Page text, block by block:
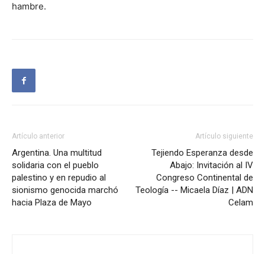
hambre.
Artículo anterior
Argentina. Una multitud
solidaria con el pueblo
palestino y en repudio al
sionismo genocida marchó
hacia Plaza de Mayo
Artículo siguiente
Tejiendo Esperanza desde
Abajo: Invitación al IV
Congreso Continental de
Teología -- Micaela Díaz | ADN
Celam